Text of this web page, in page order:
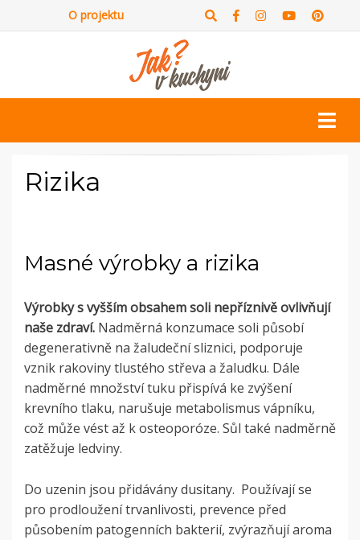
O projektu
Rizika
Masné výrobky a rizika
Výrobky s vyšším obsahem soli nepříznivě ovlivňují
naše zdraví. Nadměrná konzumace soli působí
degenerativně na žaludeční sliznici, podporuje
vznik rakoviny tlustého střeva a žaludku. Dále
nadměrné množství tuku přispívá ke zvýšení
krevního tlaku, narušuje metabolismus vápníku,
což může vést až k osteoporóze. Sůl také nadměrně
zatěžuje ledviny.
Do uzenin jsou přidávány dusitany. Používají se
pro prodloužení trvanlivosti, prevence před
působením patogenních bakterií, zvýrazňují aroma